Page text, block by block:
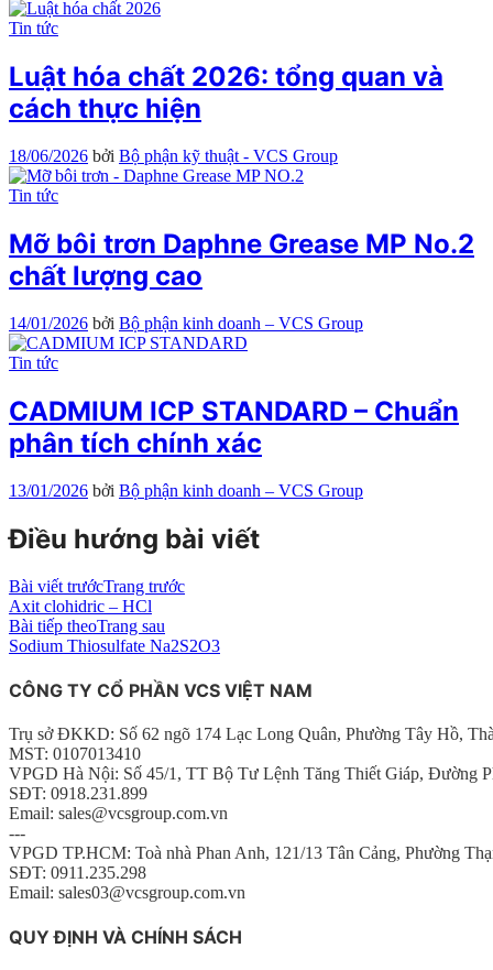
Tin tức
Luật hóa chất 2026: tổng quan và
cách thực hiện
18/06/2026 bởi Bộ phận kỹ thuật - VCS Group
Tin tức
Mỡ bôi trơn Daphne Grease MP No.2
chất lượng cao
14/01/2026 bởi Bộ phận kinh doanh – VCS Group
Tin tức
CADMIUM ICP STANDARD – Chuẩn
phân tích chính xác
13/01/2026 bởi Bộ phận kinh doanh – VCS Group
Điều hướng bài viết
Bài viết trướcTrang trước
Axit clohidric – HCl
Bài tiếp theoTrang sau
Sodium Thiosulfate Na2S2O3
CÔNG TY CỔ PHẦN VCS VIỆT NAM
Trụ sở ĐKKD: Số 62 ngõ 174 Lạc Long Quân, Phường Tây Hồ,
MST: 0107013410
VPGD Hà Nội: Số 45/1, TT Bộ Tư Lệnh Tăng Thiết Giáp, Đường
SĐT: 0918.231.899
Email: sales@vcsgroup.com.vn
---
VPGD TP.HCM: Toà nhà Phan Anh, 121/13 Tân Cảng, Phường
SĐT: 0911.235.298
Email: sales03@vcsgroup.com.vn
QUY ĐỊNH VÀ CHÍNH SÁCH